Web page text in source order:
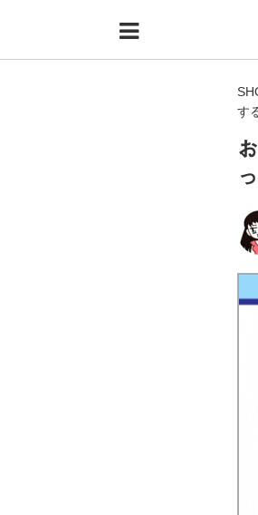
HOME
無在庫で自由気ままに稼ぐ！バイマ実践記
バイマの疑問に現役パーソナルショッパ
す